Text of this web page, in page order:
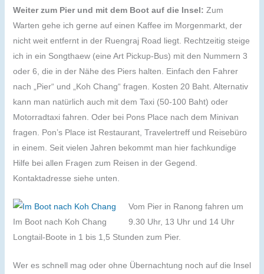
Weiter zum Pier und mit dem Boot auf die Insel: Zum
Warten gehe ich gerne auf einen Kaffee im Morgenmarkt, der
nicht weit entfernt in der Ruengraj Road liegt. Rechtzeitig steige
ich in ein Songthaew (eine Art Pickup-Bus) mit den Nummern 3
oder 6, die in der Nähe des Piers halten. Einfach den Fahrer
nach „Pier“ und „Koh Chang“ fragen. Kosten 20 Baht. Alternativ
kann man natürlich auch mit dem Taxi (50-100 Baht) oder
Motorradtaxi fahren. Oder bei Pons Place nach dem Minivan
fragen. Pon’s Place ist Restaurant, Travelertreff und Reisebüro
in einem. Seit vielen Jahren bekommt man hier fachkundige
Hilfe bei allen Fragen zum Reisen in der Gegend.
Kontaktadresse siehe unten.
Im Boot nach Koh Chang
Vom Pier in Ranong fahren um
9.30 Uhr, 13 Uhr und 14 Uhr
Longtail-Boote in 1 bis 1,5 Stunden zum Pier.
Wer es schnell mag oder ohne Übernachtung noch auf die Insel